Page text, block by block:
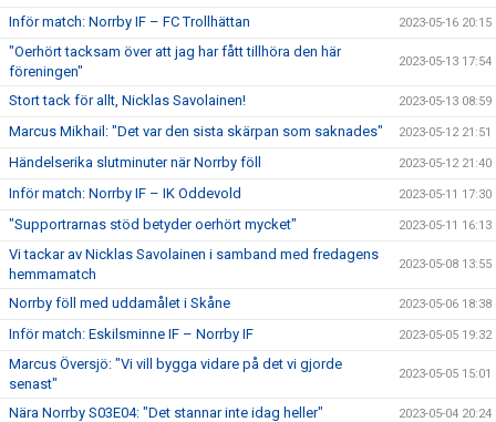
Inför match: Norrby IF – FC Trollhättan 2023-05-16 20:15
"Oerhört tacksam över att jag har fått tillhöra den här
föreningen"
2023-05-13 17:54
Stort tack för allt, Nicklas Savolainen! 2023-05-13 08:59
Marcus Mikhail: "Det var den sista skärpan som saknades" 2023-05-12 21:51
Händelserika slutminuter när Norrby föll 2023-05-12 21:40
Inför match: Norrby IF – IK Oddevold 2023-05-11 17:30
"Supportrarnas stöd betyder oerhört mycket" 2023-05-11 16:13
Vi tackar av Nicklas Savolainen i samband med fredagens
hemmamatch
2023-05-08 13:55
Norrby föll med uddamålet i Skåne 2023-05-06 18:38
Inför match: Eskilsminne IF – Norrby IF 2023-05-05 19:32
Marcus Översjö: "Vi vill bygga vidare på det vi gjorde
senast"
2023-05-05 15:01
Nära Norrby S03E04: "Det stannar inte idag heller" 2023-05-04 20:24